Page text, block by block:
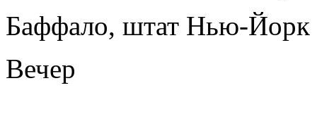
Баффало, штат Нью-Йорк
Вечер